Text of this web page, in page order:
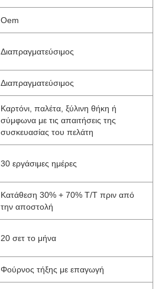
Oem
Διαπραγματεύσιμος
Διαπραγματεύσιμος
Καρτόνι, παλέτα, ξύλινη θήκη ή
σύμφωνα με τις απαιτήσεις της
συσκευασίας του πελάτη
30 εργάσιμες ημέρες
Κατάθεση 30% + 70% T/T πριν από
την αποστολή
20 σετ το μήνα
Φούρνος τήξης με επαγωγή